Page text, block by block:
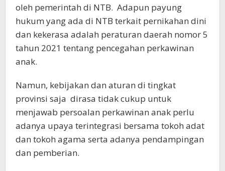
oleh pemerintah di NTB. Adapun payung
hukum yang ada di NTB terkait pernikahan dini
dan kekerasa adalah peraturan daerah nomor 5
tahun 2021 tentang pencegahan perkawinan
anak.
Namun, kebijakan dan aturan di tingkat
provinsi saja dirasa tidak cukup untuk
menjawab persoalan perkawinan anak perlu
adanya upaya terintegrasi bersama tokoh adat
dan tokoh agama serta adanya pendampingan
dan pemberian.